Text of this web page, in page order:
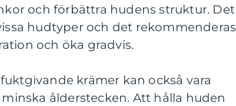
och förbättra hudens struktur. Det
hudtyper och det rekommenderas
och öka gradvis.
krämer kan också vara
ålderstecken. Att hålla huden